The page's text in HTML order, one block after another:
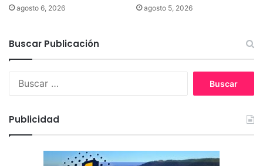
n
a
v
agosto 6, 2026 agosto 5, 2026
Buscar Publicación
:
Publicidad